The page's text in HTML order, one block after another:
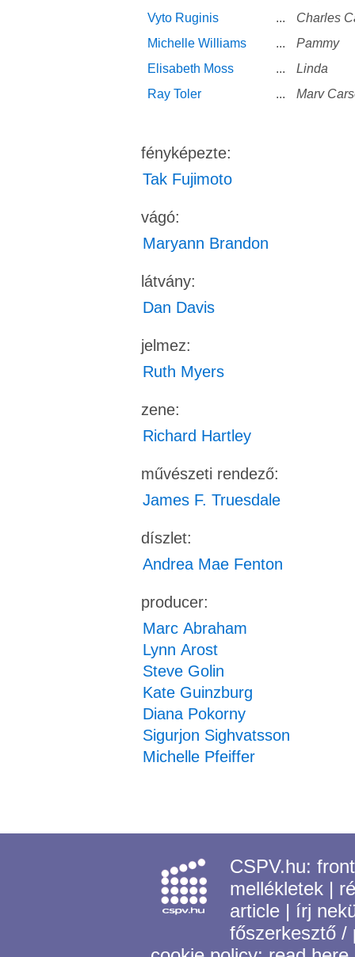
Vyto Ruginis
...
Charles
Michelle Williams
...
Pammy
Elisabeth Moss
...
Linda
Ray Toler
... Marv
fényképezte:
Tak Fujimoto
vágó:
Maryann Brandon
látvány:
Dan Davis
jelmez:
Ruth Myers
zene:
Richard Hartley
művészeti rendező:
James F. Truesdale
díszlet:
Andrea Mae Fenton
producer:
Marc Abraham
Lynn Arost
Steve Golin
Kate Guinzburg
Diana Pokorny
Sigurjon Sighvatsson
Michelle Pfeiffer
CSPV.hu:
mellékletek |
article | írj
főszerkesztő